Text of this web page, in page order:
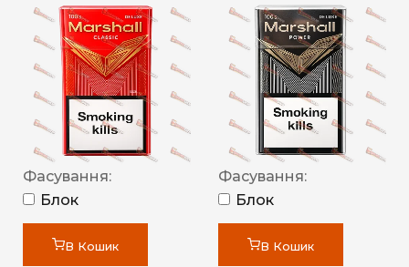
Фасування:
Блок
В Кошик
Фасування:
Блок
В Кошик